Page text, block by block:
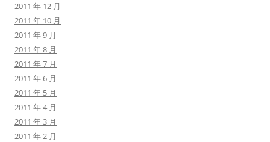
2011 年 12 月
2011 年 10 月
2011 年 9 月
2011 年 8 月
2011 年 7 月
2011 年 6 月
2011 年 5 月
2011 年 4 月
2011 年 3 月
2011 年 2 月